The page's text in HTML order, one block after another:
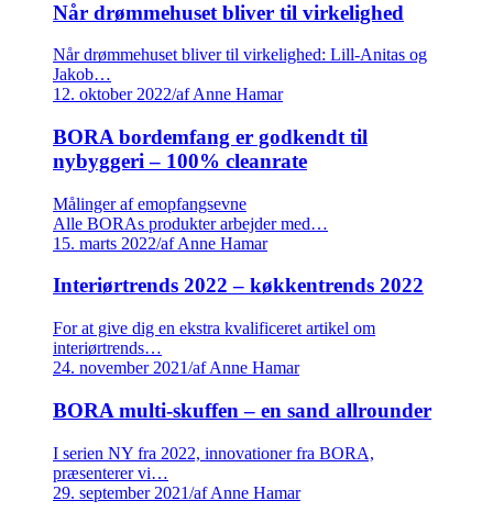
Når drømmehuset bliver til virkelighed
Når drømmehuset bliver til virkelighed: Lill-Anitas og
Jakob…
12. oktober 2022/af Anne Hamar
BORA bordemfang er godkendt til
nybyggeri – 100% cleanrate
Målinger af emopfangsevne
Alle BORAs produkter arbejder med…
15. marts 2022/af Anne Hamar
Interiørtrends 2022 – køkkentrends 2022
For at give dig en ekstra kvalificeret artikel om
interiørtrends…
24. november 2021/af Anne Hamar
BORA multi-skuffen – en sand allrounder
I serien NY fra 2022, innovationer fra BORA,
præsenterer vi…
29. september 2021/af Anne Hamar